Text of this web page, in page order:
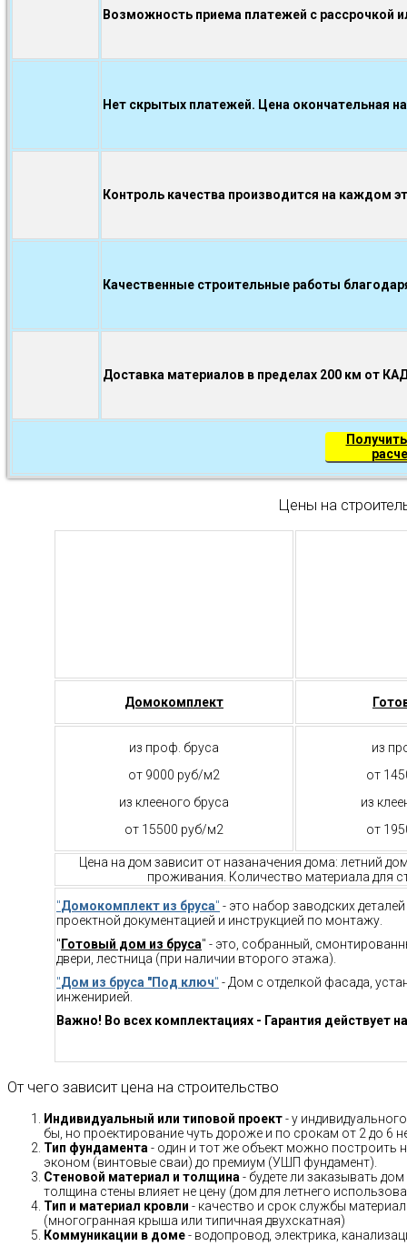
Возможность приема платежей с рассрочкой
Нет скрытых платежей. Цена окончательная
Контроль качества производится на каждом
Качественные строительные работы
Доставка материалов в пределах 200 км от
Цены на
Домокомплект
из проф. бруса
от 9000 руб/м2
из клееного бруса
от 15500 руб/м2
из
от
из
от
Цена на дом зависит от назаначения дома: летний
проживания. Количество материала для
"Домокомплект из бруса" - это набор заводских
проектной документацией и инструкцией по монтажу.
" Готовый дом из бруса" - это, собранный,
двери, лестница (при наличии второго этажа).
"Дом из бруса "Под ключ" - Дом с отделкой фасада,
инженирией.
Важно! Во всех комплектациях - Гарантия действует
От чего зависит цена на строительство
Индивидуальный или типовой проект- у
бы, но проектирование чуть дороже и по срокам от 2 до 6
Тип фундамента - один и тот же объект можно построить
эконом (винтовые сваи) до премиум (УШП фундамент).
Стеновой материал и толщина - будете ли заказывать
толщина стены влияет не цену (дом для летнего
Тип и материал кровли - качество и срок службы
(многогранная крыша или типичная двухскатная)
Коммуникации в доме- водопровод, электрика,